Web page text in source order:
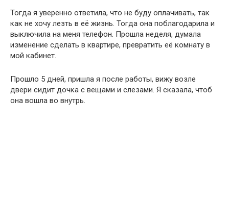
Тогда я уверенно ответила, что не буду оплачивать, так
как не хочу лезть в её жизнь. Тогда она поблагодарила и
выключила на меня телефон. Прошла неделя, думала
изменение сделать в квартире, превратить её комнату в
мой кабинет.
Прошло 5 дней, пришла я после работы, вижу возле
двери сидит дочка с вещами и слезами. Я сказала, чтоб
она вошла во внутрь.